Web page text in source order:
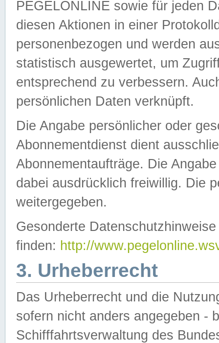
PEGELONLINE sowie für jeden
diesen Aktionen in einer
personenbezogen und werden
statistisch ausgewertet, um
entsprechend zu verbessern.
persönlichen Daten verknüpft.
Die Angabe persönlicher oder
Abonnementdienst dient
Abonnementaufträge. Die
dabei ausdrücklich freiwillig. Die
weitergegeben.
Gesonderte
finden: http://
3. Urheberrecht
Das Urheberrecht und die
sofern nicht anders angegeben -
Schifffahrtsverwaltung des